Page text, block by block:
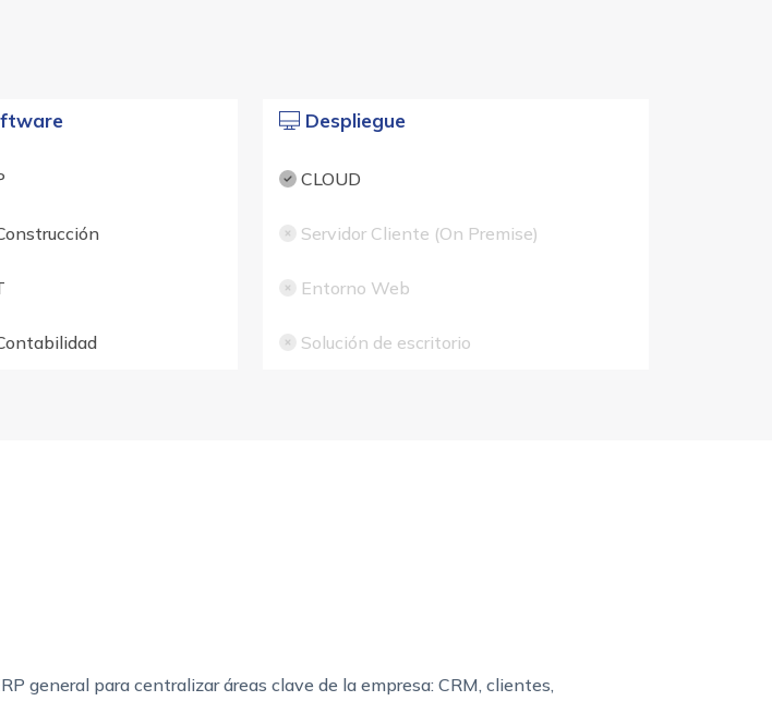
Despliegue
CLOUD
Servidor Cliente (On Premise)
Entorno Web
Solución de escritorio
general para centralizar áreas clave de la empresa: CRM, clientes,